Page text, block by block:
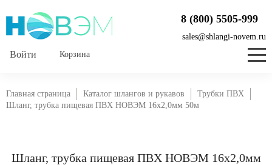
8 (800) 5505-999
sales@shlangi-novem.ru
Корзина
Главная страница Каталог шлангов и рукавов
Трубки ПВХ
Шланг, трубка пищевая ПВХ НОВЭМ 16x2,0мм 50м
Шланг, трубка пищевая ПВХ НОВЭМ 16x2,0мм